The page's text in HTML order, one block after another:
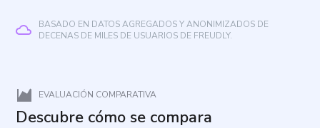
BASADO EN DATOS AGREGADOS Y ANONIMIZADOS DE
DECENAS DE MILES DE USUARIOS DE FREUDLY.
EVALUACIÓN COMPARATIVA
Descubre cómo se compara